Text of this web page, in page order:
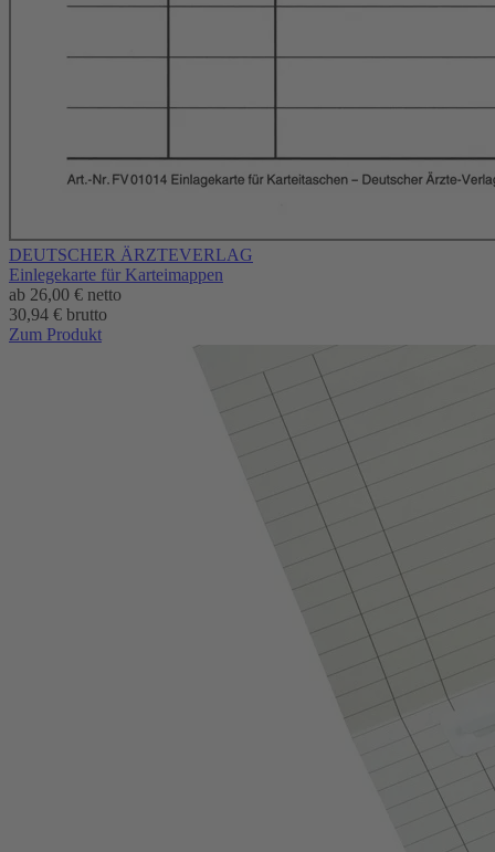
DEUTSCHER ÄRZTEVERLAG
Einlegekarte für Karteimappen
ab 26,00 € netto
30,94 € brutto
Zum Produkt